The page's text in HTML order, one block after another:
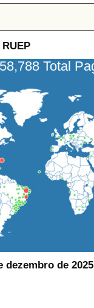
58,788 Total
dezembro de